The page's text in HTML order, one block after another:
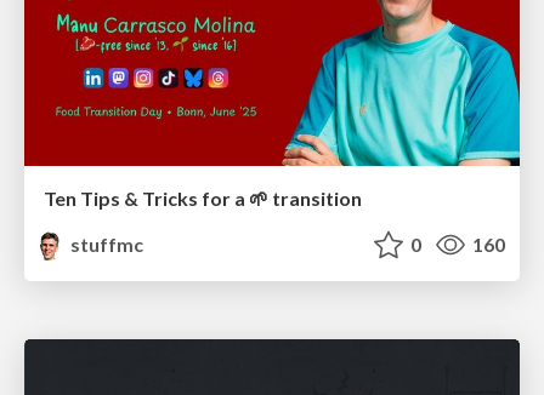
Ten Tips & Tricks for a 🌱 transition
stuffmc
0 160